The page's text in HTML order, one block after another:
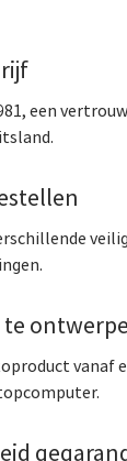
een
te
vanaf